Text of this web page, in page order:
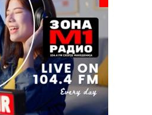
РЕКЛАМА